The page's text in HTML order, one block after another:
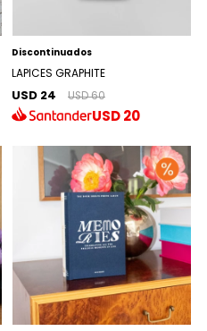
Discontinuados
LAPICES GRAPHITE
USD 24 USD 60
USD20